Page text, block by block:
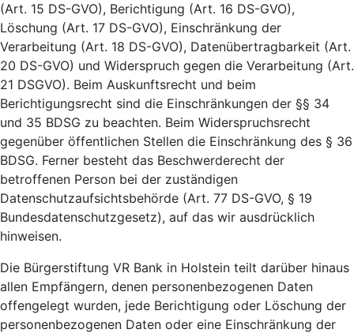
(Art. 15 DS-GVO), Berichtigung (Art. 16 DS-GVO),
Löschung (Art. 17 DS-GVO), Einschränkung der
Verarbeitung (Art. 18 DS-GVO), Datenübertragbarkeit (Art.
20 DS-GVO) und Widerspruch gegen die Verarbeitung (Art.
21 DSGVO). Beim Auskunftsrecht und beim
Berichtigungsrecht sind die Einschränkungen der §§ 34
und 35 BDSG zu beachten. Beim Widerspruchsrecht
gegenüber öffentlichen Stellen die Einschränkung des § 36
BDSG. Ferner besteht das Beschwerderecht der
betroffenen Person bei der zuständigen
Datenschutzaufsichtsbehörde (Art. 77 DS-GVO, § 19
Bundesdatenschutzgesetz), auf das wir ausdrücklich
hinweisen.
Die Bürgerstiftung VR Bank in Holstein teilt darüber hinaus
allen Empfängern, denen personenbezogenen Daten
offengelegt wurden, jede Berichtigung oder Löschung der
personenbezogenen Daten oder eine Einschränkung der